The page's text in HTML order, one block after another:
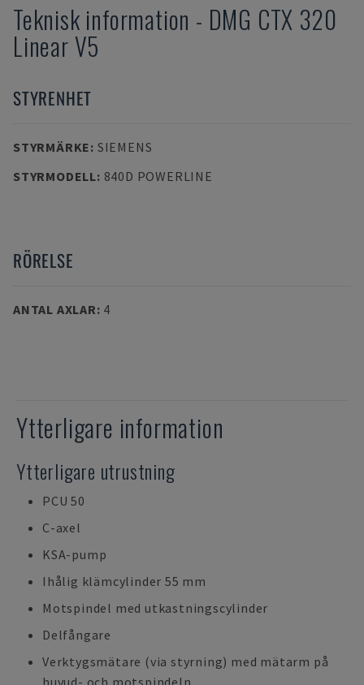
Teknisk information - DMG CTX 320
Linear V5
STYRENHET
STYRMÄRKE: SIEMENS
STYRMODELL: 840D POWERLINE
RÖRELSE
ANTAL AXLAR: 4
Ytterligare information
Ytterligare utrustning
PCU 50
C-axel
KSA-pump
Ihålig klämcylinder 55 mm
Motspindel med utkastningscylinder
Delfångare
Verktygsmätare (via styrning) med mätarm på
huvud- och motspindeln